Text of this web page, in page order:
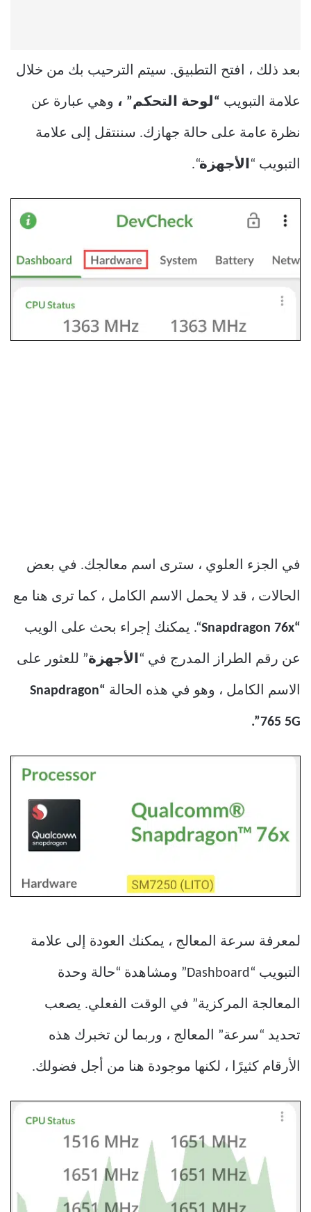
بعد ذلك ، افتح التطبيق. سيتم الترحيب بك من خلال
علامة التبويب “لوحة التحكم” ، وهي عبارة عن
نظرة عامة على حالة جهازك. سننتقل إلى علامة
التبويب “الأجهزة“.
في الجزء العلوي ، سترى اسم معالجك. في بعض
الحالات ، قد لا يحمل الاسم الكامل ، كما ترى هنا مع
“Snapdragon 76x “. يمكنك إجراء بحث على الويب
عن رقم الطراز المدرج في “الأجهزة” للعثور على
الاسم الكامل ، وهو في هذه الحالة “Snapdragon
765 5G”.
لمعرفة سرعة المعالج ، يمكنك العودة إلى علامة
التبويب “Dashboard” ومشاهدة “حالة وحدة
المعالجة المركزية” في الوقت الفعلي. يصعب
تحديد “سرعة” المعالج ، وربما لن تخبرك هذه
الأرقام كثيرًا ، لكنها موجودة هنا من أجل فضولك.